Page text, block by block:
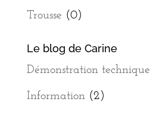
Trousse (0)
Le blog de Carine
Démonstration technique
Information(2)